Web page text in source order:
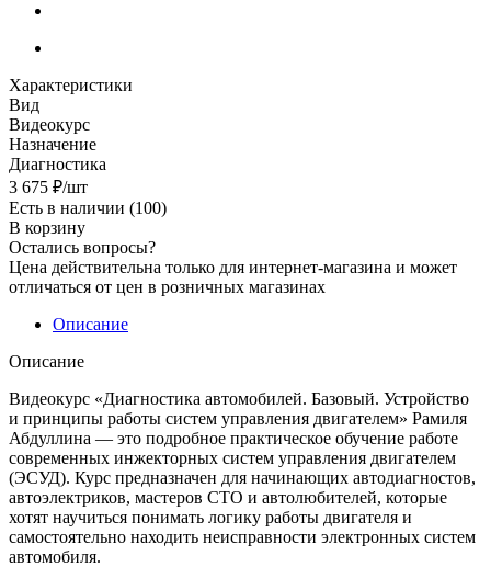
Характеристики
Вид
Видеокурс
Назначение
Диагностика
3 675 ₽/шт
Есть в наличии (100)
В корзину
Остались вопросы?
Цена действительна только для интернет-магазина и может
отличаться от цен в розничных магазинах
Описание
Описание
Видеокурс «Диагностика автомобилей. Базовый. Устройство
и принципы работы систем управления двигателем» Рамиля
Абдуллина — это подробное практическое обучение работе
современных инжекторных систем управления двигателем
(ЭСУД). Курс предназначен для начинающих автодиагностов,
автоэлектриков, мастеров СТО и автолюбителей, которые
хотят научиться понимать логику работы двигателя и
самостоятельно находить неисправности электронных систем
автомобиля.